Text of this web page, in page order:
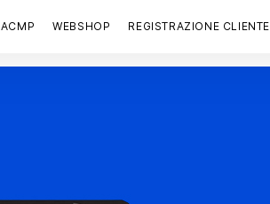
ACMP WEBSHOP REGISTRAZIONE CLIENTE